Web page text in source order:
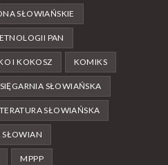
SŁOWIAŃSKIE
PAN
I KOKOSZ KOMIKS
SŁOWIAŃSKA
SŁOWIAŃSKA
MPPP